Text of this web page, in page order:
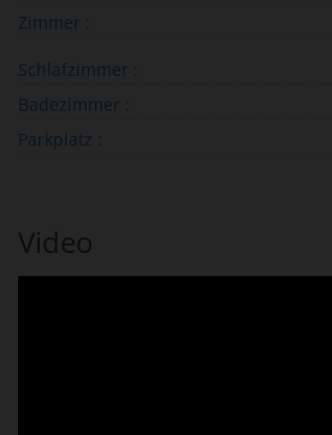
Zimmer :
Schlafzimmer :
Badezimmer :
Parkplatz :
Video